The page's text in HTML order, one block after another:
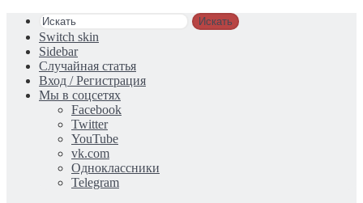
Искать
Switch skin
Sidebar
Случайная статья
Вход / Регистрация
Мы в соцсетях
Facebook
Twitter
YouTube
vk.com
Одноклассники
Telegram